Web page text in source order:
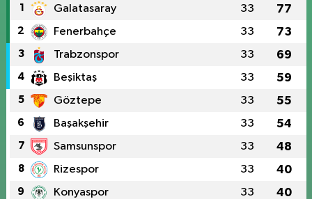
1 Galatasaray 33 77
2 Fenerbahçe 33 73
3 Trabzonspor 33 69
4 Beşiktaş 33 59
5 Göztepe 33 55
6 Başakşehir 33 54
7 Samsunspor 33 48
8 Rizespor 33 40
9 Konyaspor 33 40